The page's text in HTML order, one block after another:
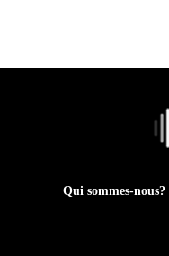
Qui sommes-nous?